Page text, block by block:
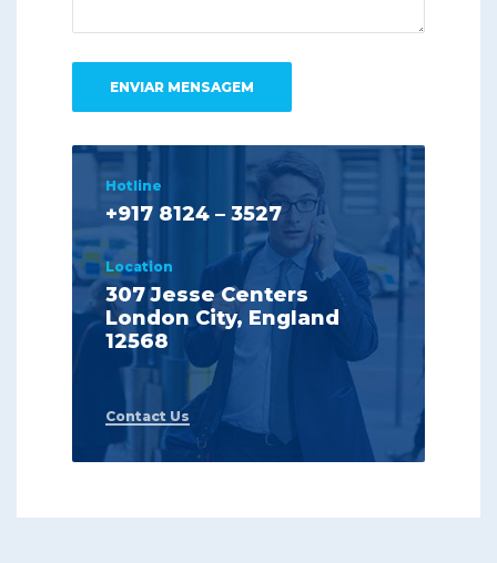
Hotline
+917 8124 – 3527
Location
307 Jesse Centers
London City, England
12568
Contact Us